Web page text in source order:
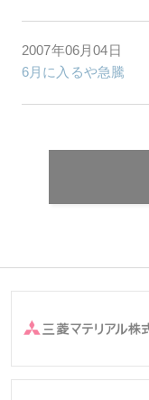
2007年06月04日
6月に入るや急騰